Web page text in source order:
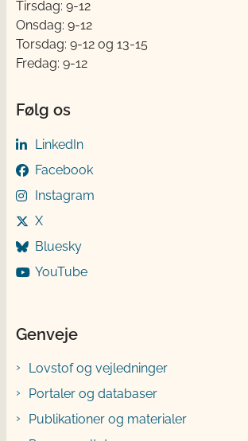
Tirsdag: 9-12
Onsdag: 9-12
Torsdag: 9-12 og 13-15
Fredag: 9-12
Følg os
LinkedIn
Facebook
Instagram
X
Bluesky
YouTube
Genveje
Lovstof og vejledninger
Portaler og databaser
Publikationer og materialer